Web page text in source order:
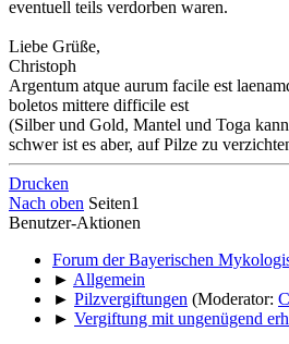
eventuell teils verdorben waren.
Liebe Grüße,
Christoph
Argentum atque aurum facile est
boletos mittere difficile est
(Silber und Gold, Mantel und Toga
schwer ist es aber, auf Pilze zu
Drucken
Nach oben Seiten1
Benutzer-Aktionen
Forum der Bayerischen
► Allgemein
► Pilzvergiftungen (Moderator:
► Vergiftung mit ungenügend